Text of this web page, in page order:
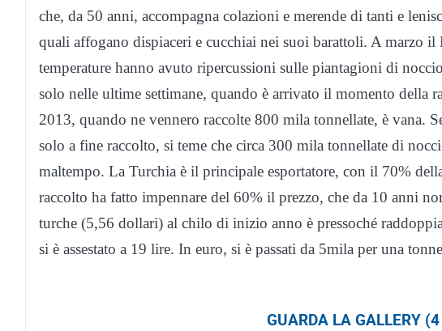
che, da 50 anni, accompagna colazioni e merende di tanti e
quali affogano dispiaceri e cucchiai nei suoi barattoli. A marzo il
temperature hanno avuto ripercussioni sulle piantagioni di
solo nelle ultime settimane, quando è arrivato il momento della
2013, quando ne vennero raccolte 800 mila tonnellate, è vana.
solo a fine raccolto, si teme che circa 300 mila tonnellate di
maltempo. La Turchia è il principale esportatore, con il 70%
raccolto ha fatto impennare del 60% il prezzo, che da 10 anni
turche (5,56 dollari) al chilo di inizio anno è pressoché
si è assestato a 19 lire. In euro, si è passati da 5mila per una
GUARDA LA GALLERY